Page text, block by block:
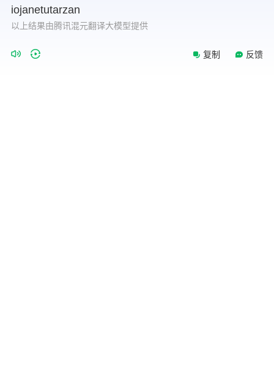
iojanetutarzan
以上结果由腾讯混元翻译大模型提供
复制 反馈